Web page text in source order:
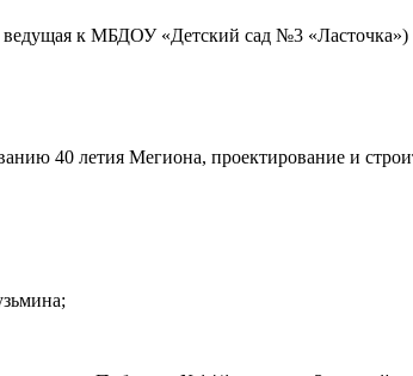
ведущая к МБДОУ «Детский сад №3 «Ласточка»)
40 летия Мегиона, проектирование и